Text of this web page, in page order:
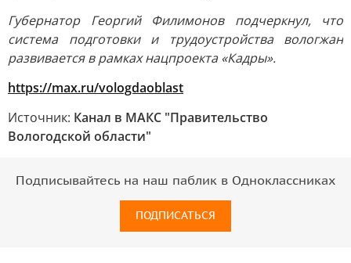
Губернатор Георгий Филимонов подчеркнул, что
система подготовки и трудоустройства вологжан
развивается в рамках нацпроекта «Кадры».
https://max.ru/vologdaoblast
Источник: Канал в МАКС "Правительство
Вологодской области"
Подписывайтесь на наш паблик в Одноклассниках
ПОДПИСАТЬСЯ